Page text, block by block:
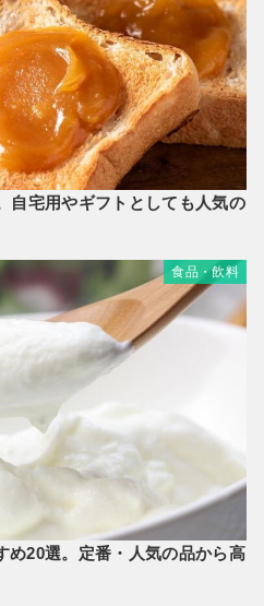
自宅用やギフトとしても人気の
食品・飲料
め20選。定番・人気の品から高